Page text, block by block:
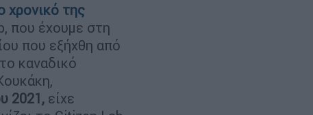
χρονικό της
που έχουμε στη
που εξήχθη από
καναδικό
2021, είχε